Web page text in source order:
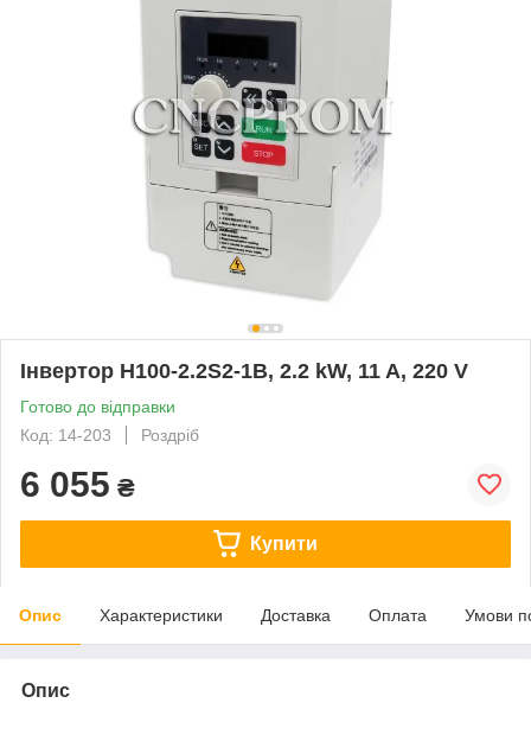
Інвертор H100-2.2S2-1B, 2.2 kW, 11 A, 220 V
Готово до відправки
Код: 14-203
Роздріб
6 055 ₴
Купити
Опис Характеристики Доставка Оплата Умови
Опис